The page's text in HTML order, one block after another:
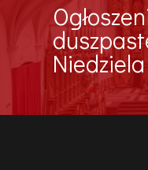
Niedziela